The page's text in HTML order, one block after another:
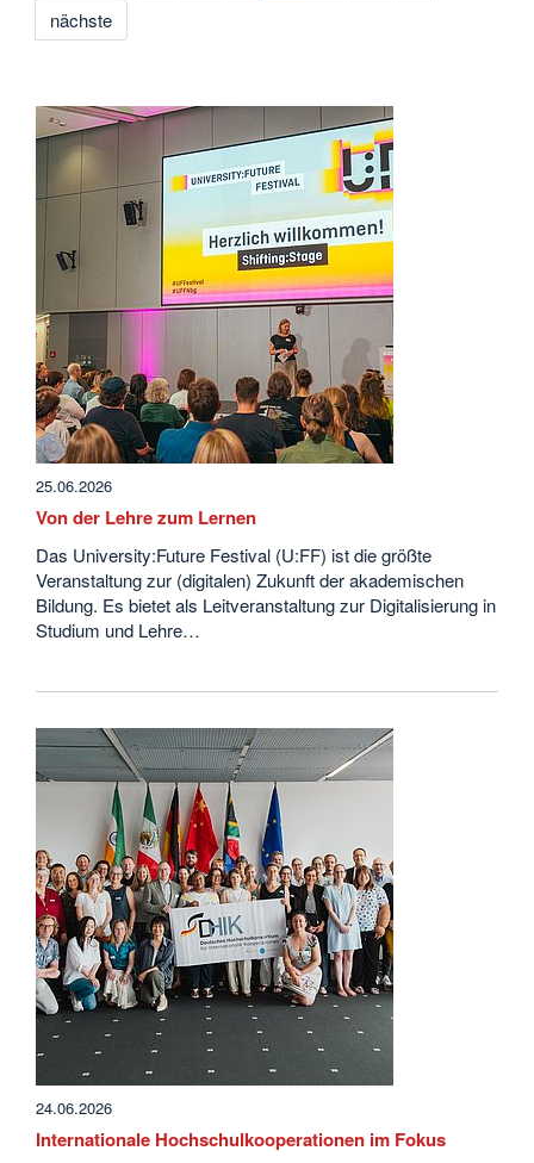
nächste
25.06.2026
Von der Lehre zum Lernen
Das University:Future Festival (U:FF) ist die größte
Veranstaltung zur (digitalen) Zukunft der akademischen
Bildung. Es bietet als Leitveranstaltung zur Digitalisierung in
Studium und Lehre…
24.06.2026
Internationale Hochschulkooperationen im Fokus